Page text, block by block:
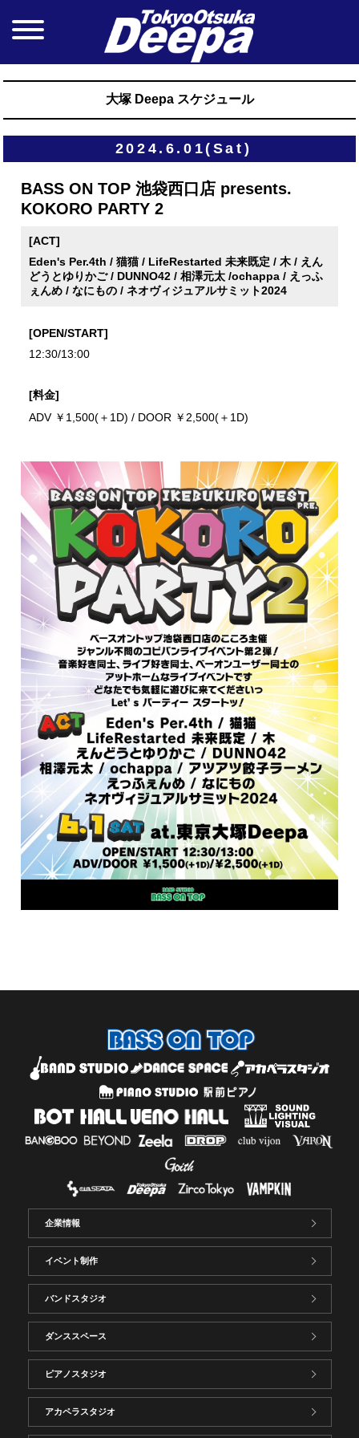
大塚 Deepa スケジュール
2024.6.01(Sat)
BASS ON TOP 池袋西口店 presents.
KOKORO PARTY 2
[ACT]
Eden's Per.4th / 猫猫 / LifeRestarted 未来既定 / 木 / えん
どうとゆりかご / DUNNO42 / 相澤元太 /ochappa / えっふ
ぇんめ / なにもの / ネオヴィジュアルサミット2024
[OPEN/START]
12:30/13:00
[料金]
ADV ￥1,500(＋1D) / DOOR ￥2,500(＋1D)
企業情報
イベント制作
バンドスタジオ
ダンススペース
ピアノスタジオ
アカペラスタジオ